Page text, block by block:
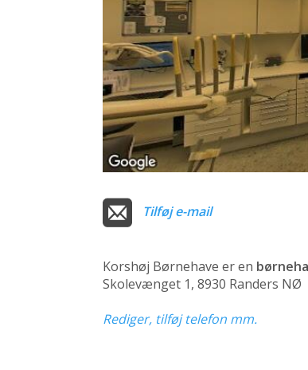
Tilføj e-mail
Korshøj Børnehave er en
Skolevænget 1, 8930 Randers NØ
Rediger, tilføj telefon mm.